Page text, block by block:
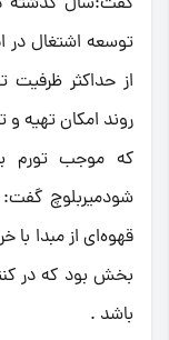
توسعه اشتغال در
از حداکثر ظرفیت
روند امکان تهیه
که موجب تورم
شودمیربلوچ گفت:
قهوه‌ای از مبدا با
بخش بود که در
باشد .